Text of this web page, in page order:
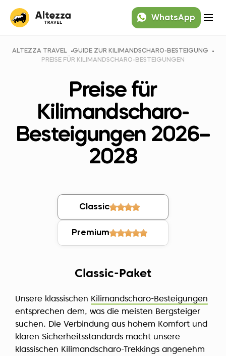
WhatsApp
ALTEZZA TRAVEL
GUIDE ZUR KILIMANDSCHARO-BESTEIGUNG
PREISE FÜR KILIMANDSCHARO-BESTEIGUNGEN
Preise für
Kilimandscharo-
Besteigungen 2026–
2028
Classic
Premium
Classic-Paket
Unsere klassischen Kilimandscharo-Besteigungen
entsprechen dem, was die meisten Bergsteiger
suchen. Die Verbindung aus hohem Komfort und
klaren Sicherheitsstandards macht unsere
klassischen Kilimandscharo-Trekkings angenehm